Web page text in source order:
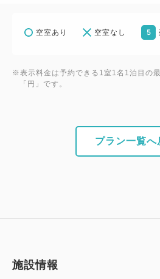
①ウェルカムドリンク1杯付で
③3連泊ではスイーツバイキン
ンチバイキングが1回、5連泊
※③は連泊のプラン内容の併用
予めご了承くださいませ。
空室あり 空室なし 5
※表示料金は予約できる1室1名1泊目の
「円」です。
プラン一覧へ
施設情報